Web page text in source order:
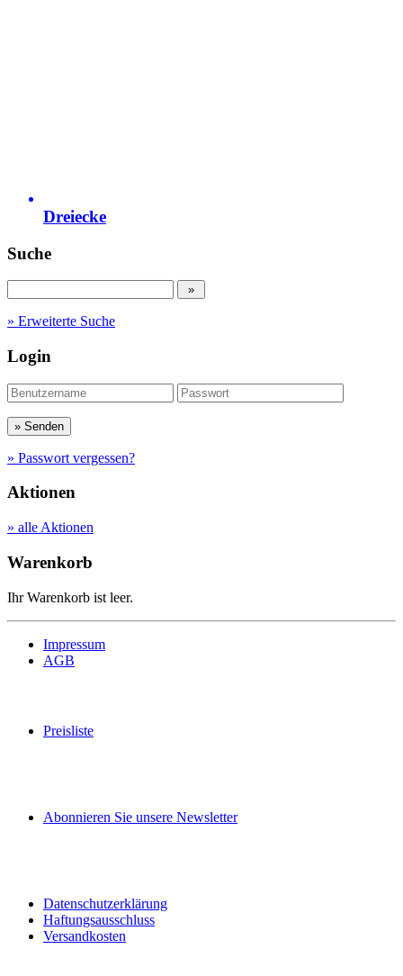
Dreiecke
Suche
» Erweiterte Suche
Login
» Passwort vergessen?
Aktionen
» alle Aktionen
Warenkorb
Ihr Warenkorb ist leer.
Impressum
AGB
Preisliste
Abonnieren Sie unsere Newsletter
Datenschutzerklärung
Haftungsausschluss
Versandkosten